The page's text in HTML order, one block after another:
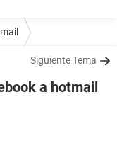
Siguiente Tema
a hotmail